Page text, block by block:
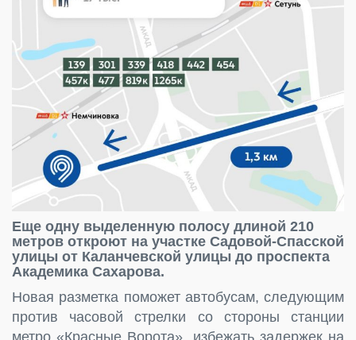
Еще одну выделенную полосу длиной 210
метров откроют на участке Садовой-Спасской
улицы от Каланчевской улицы до проспекта
Академика Сахарова.
Новая разметка поможет автобусам, следующим
против часовой стрелки со стороны станции